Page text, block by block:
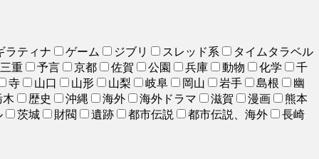
ラティナ ゲーム ジブリ スレッド系
タイムタラベル
三重
予言 京都 佐賀 公園 兵庫 動物 化学
千
寺
山口 山形 山梨 岐阜 岡山 岩手 島根
幽
木
歴史 沖縄 海外 海外ドラマ 滋賀 漫画
熊本
茨城 財閥 遺跡 都市伝説 都市伝説、海外 長崎